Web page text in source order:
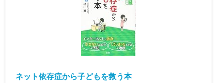
ネット依存症から子どもを救う本